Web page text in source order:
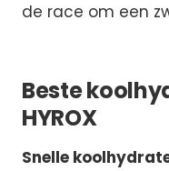
de race om een
Beste
HYROX
Snelle